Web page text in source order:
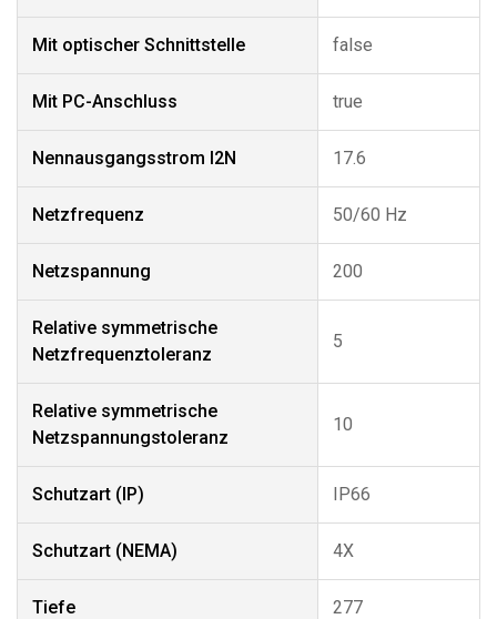
Mit optischer Schnittstelle false
Mit PC-Anschluss true
Nennausgangsstrom I2N 17.6
Netzfrequenz 50/60 Hz
Netzspannung 200
Relative symmetrische
Netzfrequenztoleranz
5
Relative symmetrische
Netzspannungstoleranz
10
Schutzart (IP) IP66
Schutzart (NEMA) 4X
Tiefe 277